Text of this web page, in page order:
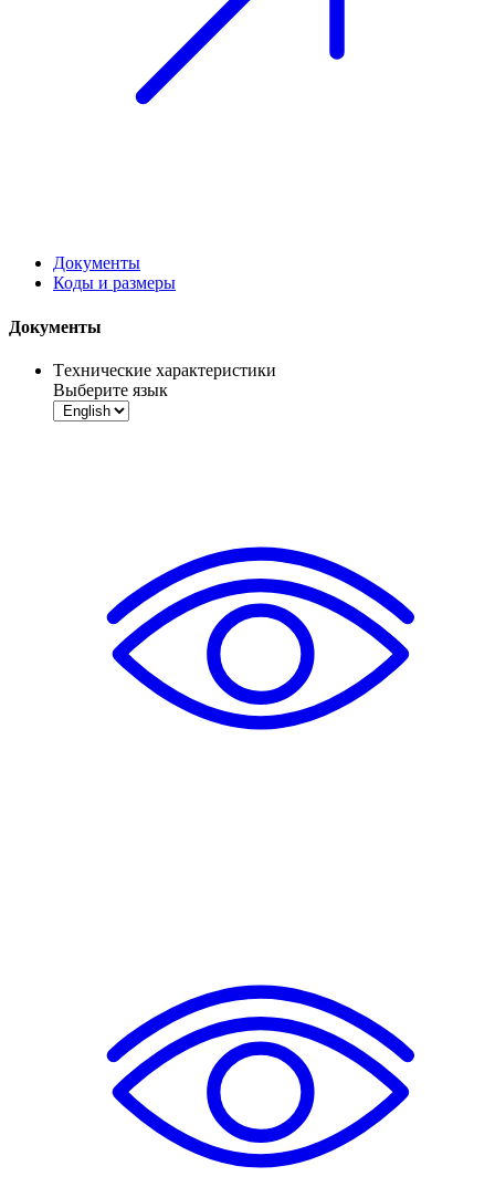
Документы
Коды и размеры
Документы
Tехнические характеристики
Выберите язык